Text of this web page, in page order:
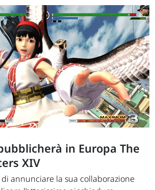
in Europa The
XIV
annunciare la sua collaborazione